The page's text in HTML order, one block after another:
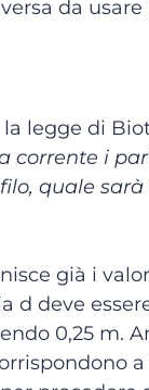
da usare
legge di
corrente i
quale
già i
d deve
0,25 m.